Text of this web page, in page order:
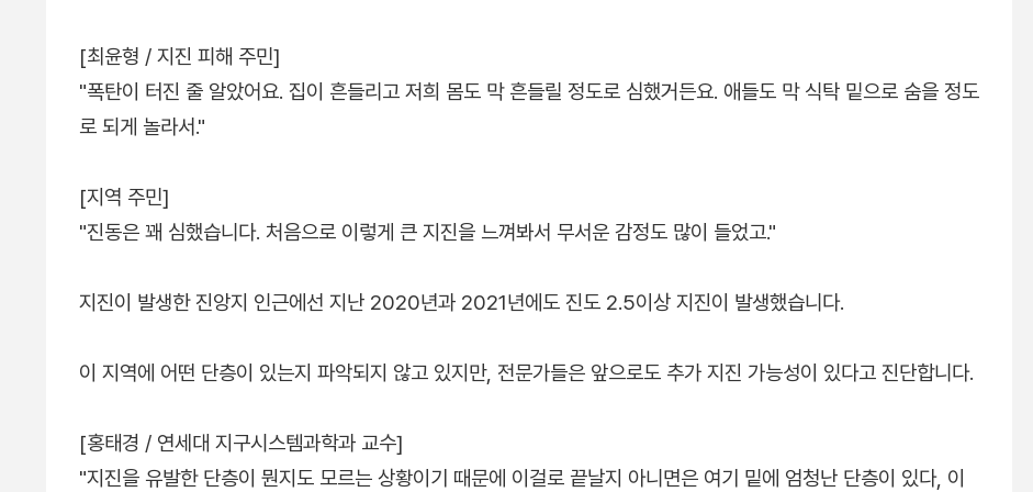
[최윤형 / 지진 피해 주민]
"폭탄이 터진 줄 알았어요. 집이 흔들리고 저희 몸도 막 흔들릴 정도로 심했거든요. 애들도 막 식탁 밑으로 숨을 정도
로 되게 놀라서."
[지역 주민]
"진동은 꽤 심했습니다. 처음으로 이렇게 큰 지진을 느껴봐서 무서운 감정도 많이 들었고."
지진이 발생한 진앙지 인근에선 지난 2020년과 2021년에도 진도 2.5이상 지진이 발생했습니다.
이 지역에 어떤 단층이 있는지 파악되지 않고 있지만, 전문가들은 앞으로도 추가 지진 가능성이 있다고 진단합니다.
[홍태경 / 연세대 지구시스템과학과 교수]
"지진을 유발한 단층이 뭔지도 모르는 상황이기 때문에 이걸로 끝날지 아니면은 여기 밑에 엄청난 단층이 있다, 이